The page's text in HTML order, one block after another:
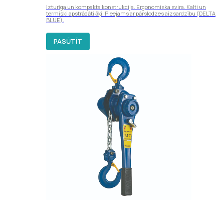
Izturīga un kompakta konstrukcija. Ergonomiska svira. Kalti un
termiski apstrādāti āķi. Pieejams ar pārslodzes aizsardzību (DELTA
BLUE).
PASŪTĪT